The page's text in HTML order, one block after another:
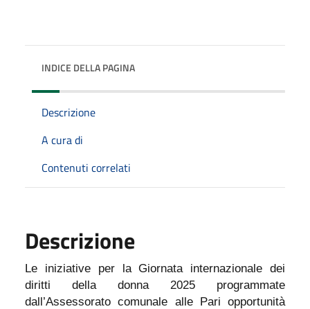
INDICE DELLA PAGINA
Descrizione
A cura di
Contenuti correlati
Descrizione
Le iniziative per la Giornata internazionale dei
diritti della donna 2025 programmate
dall’Assessorato comunale alle Pari opportunità